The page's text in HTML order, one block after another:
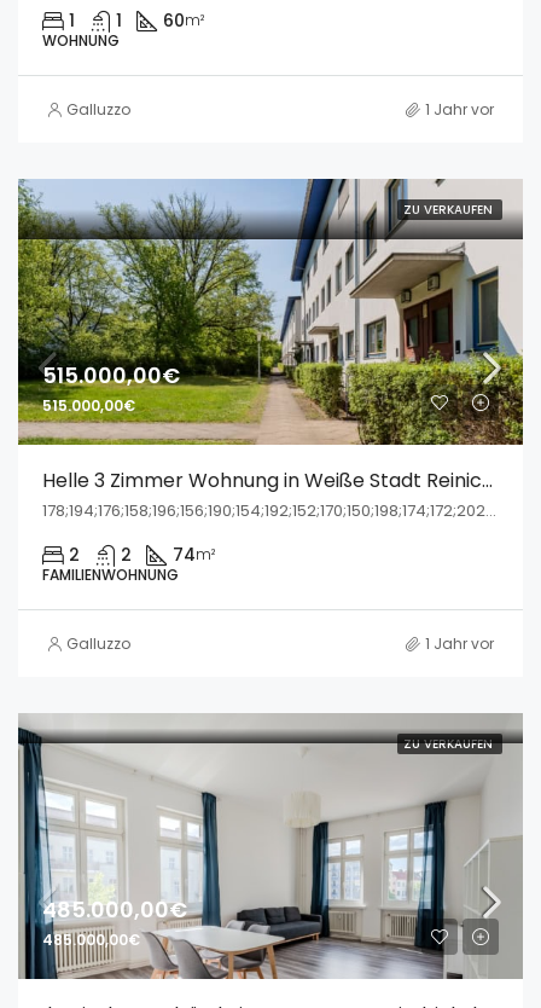
1 1 60m²
WOHNUNG
Galluzzo 1 Jahr vor
ZU VERKAUFEN
515.000,00€
515.000,00€
Helle 3 Zimmer Wohnung in Weiße Stadt Reinickendorf
178;194;176;158;196;156;190;154;192;152;170;150;198;174;172;202;200;188;166;168;162;180;164;182;184;160;186, Romanshorner Weg, Reinickendorf, Berlin, 13407, Deutschland
2 2 74m²
FAMILIENWOHNUNG
Galluzzo 1 Jahr vor
ZU VERKAUFEN
485.000,00€
485.000,00€